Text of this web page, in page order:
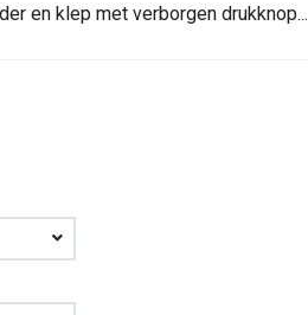
en klep met verborgen drukknop...